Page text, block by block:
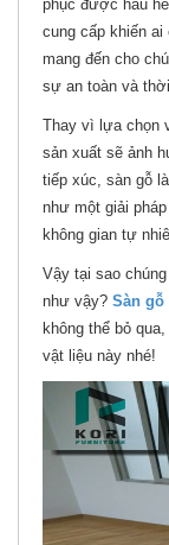
phục được hầu
cung cấp khiến ai
mang đến cho
sự an toàn và
Thay vì lựa chọn
sản xuất sẽ ảnh
tiếp xúc, sàn gỗ
như một giải
không gian tự
Vậy tại sao
như vậy? Sàn gỗ
không thể bỏ
vật liệu này nhé!